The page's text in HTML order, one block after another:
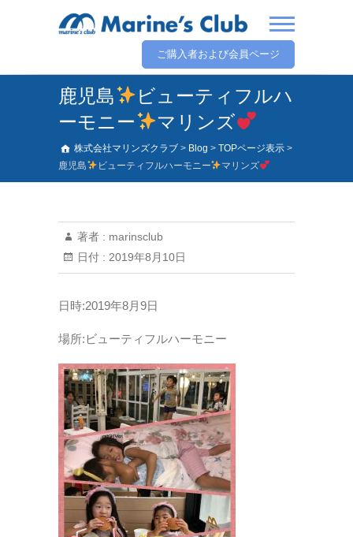
ご購入者および会員ページ
鹿児島
ビューティフルハ
ーモニー
マリンズ
株式会社マリンズクラブ > Blog > TOPページ表示 >
鹿児島
ビューティフルハーモニー マリンズ
著者 : marinsclub
日付 : 2019年8月10日
日時:2019年8月9日
場所:ビューティフルハーモニー